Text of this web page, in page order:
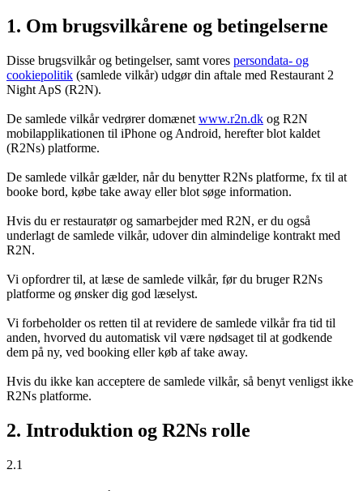
1. Om brugsvilkårene og betingelserne
Disse brugsvilkår og betingelser, samt vores persondata- og
cookiepolitik (samlede vilkår) udgør din aftale med Restaurant 2
Night ApS (R2N).
De samlede vilkår vedrører domænet www.r2n.dk og R2N
mobilapplikationen til iPhone og Android, herefter blot kaldet
(R2Ns) platforme.
De samlede vilkår gælder, når du benytter R2Ns platforme, fx til at
booke bord, købe take away eller blot søge information.
Hvis du er restauratør og samarbejder med R2N, er du også
underlagt de samlede vilkår, udover din almindelige kontrakt med
R2N.
Vi opfordrer til, at læse de samlede vilkår, før du bruger R2Ns
platforme og ønsker dig god læselyst.
Vi forbeholder os retten til at revidere de samlede vilkår fra tid til
anden, hvorved du automatisk vil være nødsaget til at godkende
dem på ny, ved booking eller køb af take away.
Hvis du ikke kan acceptere de samlede vilkår, så benyt venligst ikke
R2Ns platforme.
2. Introduktion og R2Ns rolle
2.1